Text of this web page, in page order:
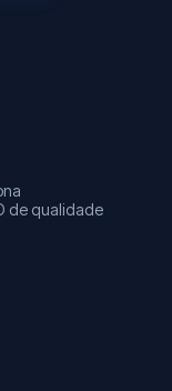
de qualidade